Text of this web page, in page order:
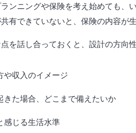
ンニングや保険を考え始めても、
有できていないと、保険の内容が
を話し合っておくと、設計の方向
や収入のイメージ
きた場合、どこまで備えたいか
感じる生活水準